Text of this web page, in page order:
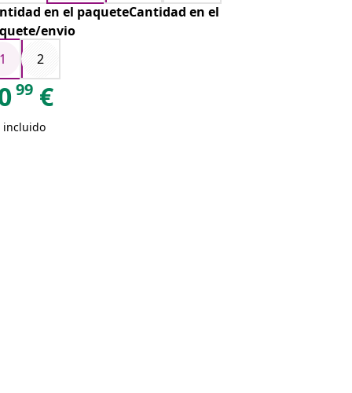
en el paqueteCantidad en el
envio
1
2
99 €
incluido